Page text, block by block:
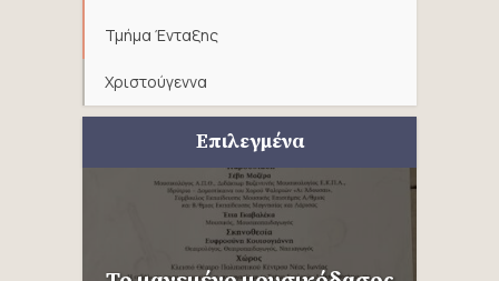
Τμήμα Ένταξης
Χριστούγεννα
Επιλεγμένα